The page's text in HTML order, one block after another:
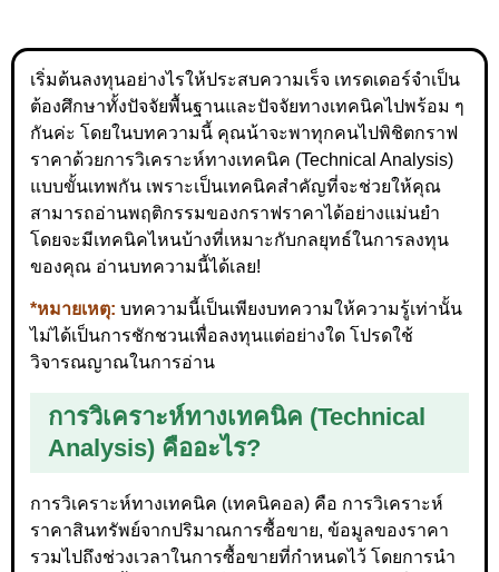
เริ่มต้นลงทุนอย่างไรให้ประสบความเร็จ เทรดเดอร์จำเป็น
ต้องศึกษาทั้งปัจจัยพื้นฐานและปัจจัยทางเทคนิคไปพร้อม ๆ
กันค่ะ โดยในบทความนี้ คุณน้าจะพาทุกคนไปพิชิตกราฟ
ราคาด้วยการวิเคราะห์ทางเทคนิค (Technical Analysis)
แบบขั้นเทพกัน เพราะเป็นเทคนิคสำคัญที่จะช่วยให้คุณ
สามารถอ่านพฤติกรรมของกราฟราคาได้อย่างแม่นยำ
โดยจะมีเทคนิคไหนบ้างที่เหมาะกับกลยุทธ์ในการลงทุน
ของคุณ อ่านบทความนี้ได้เลย!
*หมายเหตุ: บทความนี้เป็นเพียงบทความให้ความรู้เท่านั้น
ไม่ได้เป็นการชักชวนเพื่อลงทุนแต่อย่างใด โปรดใช้
วิจารณญาณในการอ่าน
การวิเคราะห์ทางเทคนิค (Technical
Analysis) คืออะไร?
การวิเคราะห์ทางเทคนิค (เทคนิคอล) คือ การวิเคราะห์
ราคาสินทรัพย์จากปริมาณการซื้อขาย, ข้อมูลของราคา
รวมไปถึงช่วงเวลาในการซื้อขายที่กำหนดไว้ โดยการนำ